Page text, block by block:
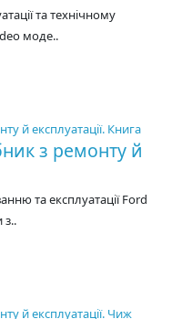
та технічному
моде..
з ремонту й
та експлуатації Ford
з..